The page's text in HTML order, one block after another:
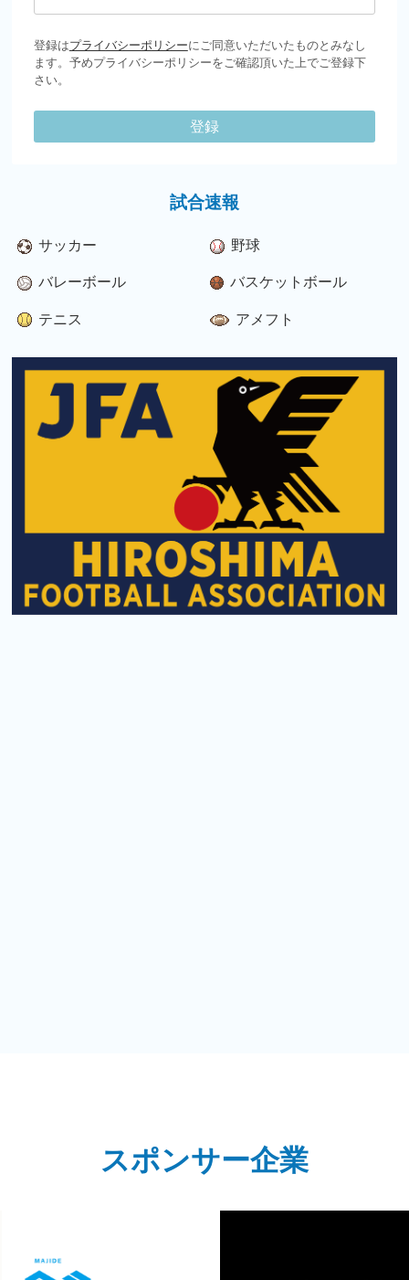
登録はプライバシーポリシーにご同意いただいたものとみなし
ます。予めプライバシーポリシーをご確認頂いた上でご登録下
さい。
登録
試合速報
サッカー 野球
バレーボール バスケットボール
テニス アメフト
スポンサー企業